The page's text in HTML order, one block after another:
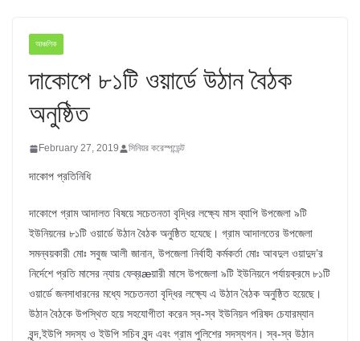
আঞ্চলিক
দাকোপে ৮১টি ওয়ার্ডে উঠান বৈঠক
অনুষ্ঠিত
February 27, 2019 সিনিয়র করেস্পন্ডেন্ট
দাকোপ প্রতিনিধি
দাকোপে গ্রাম আদালত বিষয়ে সচেতনতা বৃদ্ধির লক্ষ্যে মাস ব্যাপি উপজেলা ৯টি
ইউনিয়নের ৮১টি ওয়ার্ডে উঠান বৈঠক অনুষ্ঠিত হযেছে। গ্রাম আদালতের উপজেলা
সমন্বয়কারী মোঃ সবুজ আলী জানান, উপজেলা নির্বাহী কর্মকর্তা মোঃ আবদুল ওয়াদুদ’র
নির্দেশে প্রতি মাসের ন্যায় ফেব্রæয়ারী মাসে উপজেলা ৯টি ইউনিয়নে পর্যায়ক্রমে ৮১টি
ওয়ার্ডে জনসাধারনের মধ্যে সচেতনতা বৃদ্ধির লক্ষ্যে এ উঠান বৈঠক অনুষ্ঠিত হয়েছে।
উঠান বৈঠকে উপস্থিত হয়ে সহযোগীতা করেন স্ব-স্ব ইউনিয়ন পরিষদ চেযারম্যান
বৃন্দ,ইউপি সদস্য ও ইউপি সচিব বৃন্দ এবং গ্রাম পুলিশের সদস্যগন। স্ব-স্ব উঠান